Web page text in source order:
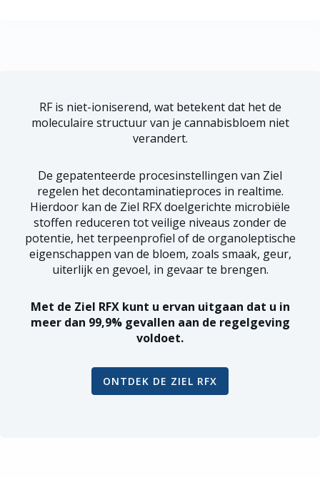
RF is niet-ioniserend, wat betekent dat het de
moleculaire structuur van je cannabisbloem niet
verandert.
De gepatenteerde procesinstellingen van Ziel
regelen het decontaminatieproces in realtime.
Hierdoor kan de Ziel RFX doelgerichte microbiële
stoffen reduceren tot veilige niveaus zonder de
potentie, het terpeenprofiel of de organoleptische
eigenschappen van de bloem, zoals smaak, geur,
uiterlijk en gevoel, in gevaar te brengen.
Met de Ziel RFX kunt u ervan uitgaan dat u in
meer dan 99,9% gevallen aan de regelgeving
voldoet.
ONTDEK DE ZIEL RFX